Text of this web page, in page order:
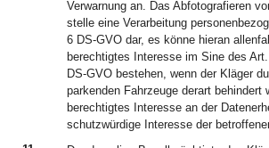
Verwarnung an. Das Abfotografieren
stelle eine Verarbeitung
6 DS-GVO dar, es könne hieran
berechtigtes Interesse im Sine des
DS-GVO bestehen, wenn der Kläger
parkenden Fahrzeuge derart behindert
berechtigtes Interesse an der
schutzwürdige Interesse der